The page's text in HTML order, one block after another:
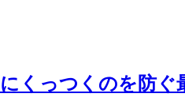
くっつくのを防ぐ